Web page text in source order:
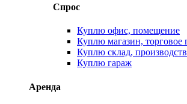
Спрос
Куплю офис, помещение
Куплю магазин, торговое
Куплю склад,
Куплю гараж
Аренда